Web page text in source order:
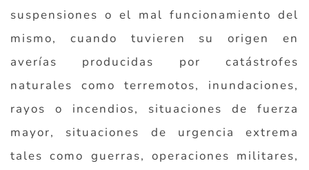
suspensiones o el mal funcionamiento del
mismo, cuando tuvieren su origen en
averías producidas por catástrofes
naturales como terremotos, inundaciones,
rayos o incendios, situaciones de fuerza
mayor, situaciones de urgencia extrema
tales como guerras, operaciones militares,